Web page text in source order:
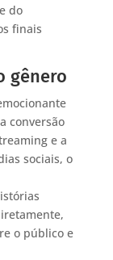
do
finais
gênero
conversão
e a
sociais, o
o público e